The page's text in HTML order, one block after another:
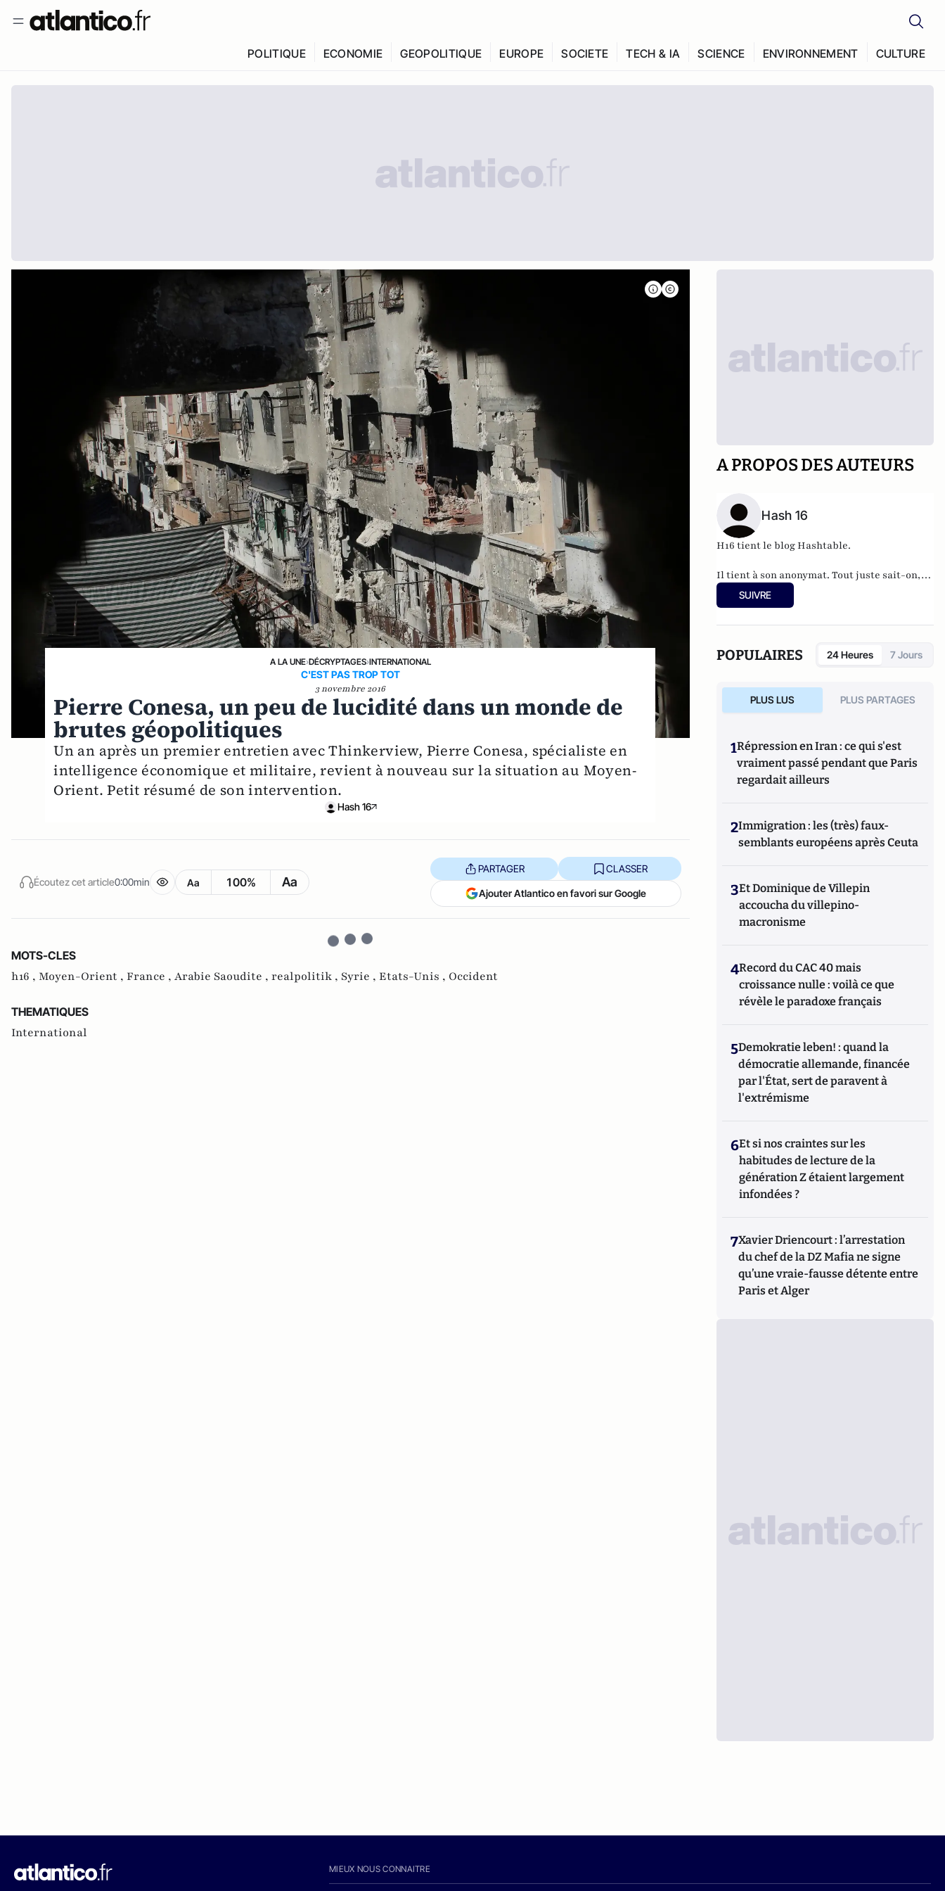
POLITIQUE ECONOMIE GEOPOLITIQUE EUROPE SOCIETE TECH & IA SCIENCE ENVIRONNEMENT CULTURE
A LA UNE›DÉCRYPTAGES›INTERNATIONAL
C'EST PAS TROP TOT
3 novembre 2016
Pierre Conesa, un peu de lucidité dans un monde de
brutes géopolitiques
Un an après un premier entretien avec Thinkerview, Pierre Conesa, spécialiste en
intelligence économique et militaire, revient à nouveau sur la situation au Moyen-
Orient. Petit résumé de son intervention.
Hash 16
Écoutez cet article0:00min Aa 100% Aa
PARTAGER CLASSER
Ajouter Atlantico en favori sur Google
MOTS-CLES
h16 , Moyen-Orient , France , Arabie Saoudite , realpolitik , Syrie , Etats-Unis , Occident
THEMATIQUES
International
A PROPOS DES AUTEURS
Hash 16
H16 tient le blogHashtable.
Il tient à son anonymat. Tout juste sait-on,
qu'à 37 ans, cet informaticien à l'humour
acerbe habite en Belgique et travaille pour
documents".
SUIVRE
POPULAIRES 24 Heures 7 Jours
PLUS LUS PLUS PARTAGES
1Répression en Iran : ce qui s'est
vraiment passé pendant que Paris
regardait ailleurs
2Immigration : les (très) faux-
semblants européens après Ceuta
3Et Dominique de Villepin
accoucha du villepino-
macronisme
4Record du CAC 40 mais
croissance nulle : voilà ce que
révèle le paradoxe français
5Demokratie leben! : quand la
démocratie allemande, financée
par l'État, sert de paravent à
l'extrémisme
6Et si nos craintes sur les
habitudes de lecture de la
génération Z étaient largement
infondées ?
7Xavier Driencourt : l’arrestation
du chef de la DZ Mafia ne signe
qu’une vraie-fausse détente entre
Paris et Alger
MIEUX NOUS CONNAITRE